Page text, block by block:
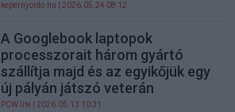
kepernyoido.hu | 2026.05.24 08:12
A Googlebook laptopok
processzorait három gyártó
szállítja majd és az egyikőjük egy
új pályán játszó veterán
PCW.lite | 2026.05.13 10:31